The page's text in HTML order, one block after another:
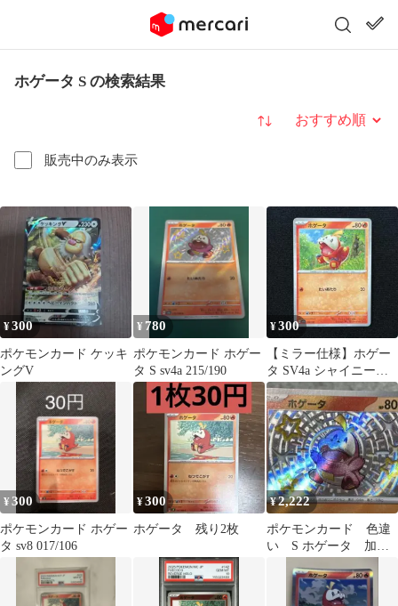
ホゲータ S の検索結果
販売中のみ表示
並び替え
¥300
ポケモンカード ケッキ
ングV
¥ 780
ポケモンカード ホゲー
タ S sv4a 215/190
¥300
【ミラー仕様】ホゲー
タ SV4a シャイニート
レジャーex 030/190
¥300
ポケモンカード ホゲー
タ sv8 017/106
¥300
ホゲータ 残り2枚
¥2,222
ポケモンカード 色違
い S ホゲータ 加工